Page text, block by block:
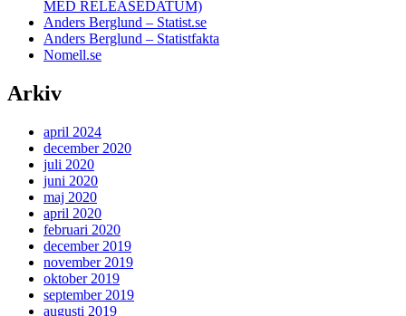
MED RELEASEDATUM)
Anders Berglund – Statist.se
Anders Berglund – Statistfakta
Nomell.se
Arkiv
april 2024
december 2020
juli 2020
juni 2020
maj 2020
april 2020
februari 2020
december 2019
november 2019
oktober 2019
september 2019
augusti 2019